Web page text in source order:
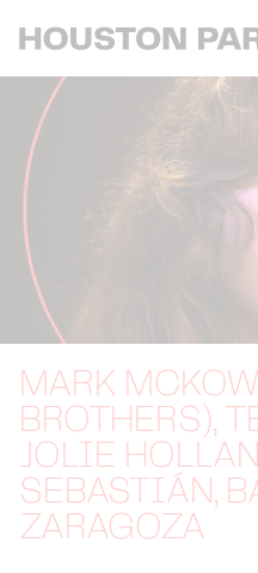
MARK
BROTHERS),
JOLIE
SEBASTIÁN,
ZARAGOZA